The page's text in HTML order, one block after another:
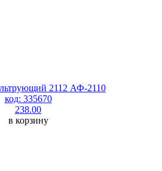
2112 АФ-2110
код: 335670
238.00
в корзину